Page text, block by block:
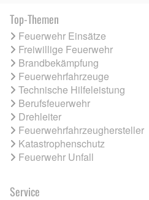
Top-Themen
Feuerwehr Einsätze
Freiwillige Feuerwehr
Brandbekämpfung
Feuerwehrfahrzeuge
Technische Hilfeleistung
Berufsfeuerwehr
Drehleiter
Feuerwehrfahrzeughersteller
Katastrophenschutz
Feuerwehr Unfall
Service